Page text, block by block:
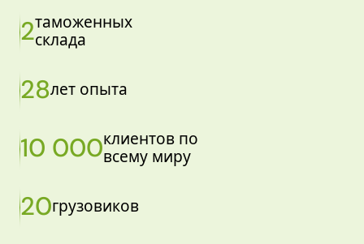
2таможенных
склада
28лет опыта
10 000клиентов по
всему миру
20грузовиков